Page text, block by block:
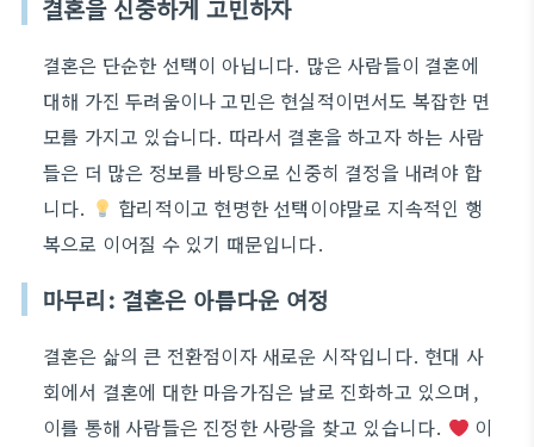
결혼을 신중하게 고민하자
결혼은 단순한 선택이 아닙니다. 많은 사람들이 결혼에
대해 가진 두려움이나 고민은 현실적이면서도 복잡한 면
모를 가지고 있습니다. 따라서 결혼을 하고자 하는 사람
들은 더 많은 정보를 바탕으로 신중히 결정을 내려야 합
니다.
합리적이고 현명한 선택이야말로 지속적인 행
복으로 이어질 수 있기 때문입니다.
마무리: 결혼은 아름다운 여정
결혼은 삶의 큰 전환점이자 새로운 시작입니다. 현대 사
회에서 결혼에 대한 마음가짐은 날로 진화하고 있으며,
이를 통해 사람들은 진정한 사랑을 찾고 있습니다.
이